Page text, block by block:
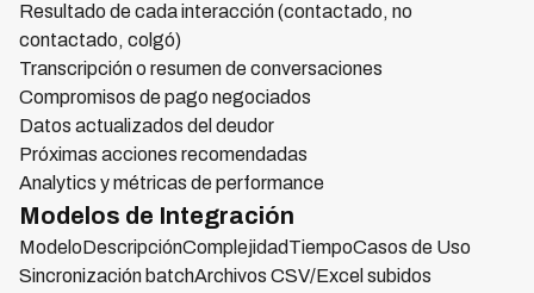
Resultado de cada interacción (contactado, no
contactado, colgó)
Transcripción o resumen de conversaciones
Compromisos de pago negociados
Datos actualizados del deudor
Próximas acciones recomendadas
Analytics y métricas de performance
Modelos de Integración
ModeloDescripciónComplejidadTiempoCasos de Uso
Sincronización batchArchivos CSV/Excel subidos